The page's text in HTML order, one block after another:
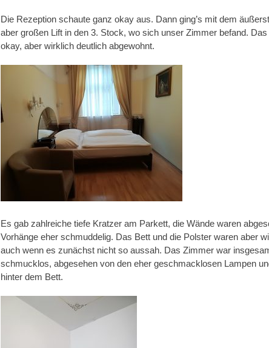
Die Rezeption schaute ganz okay aus. Dann ging’s mit dem
aber großen Lift in den 3. Stock, wo sich unser Zimmer befand.
okay, aber wirklich deutlich abgewohnt.
Es gab zahlreiche tiefe Kratzer am Parkett, die Wände waren
Vorhänge eher schmuddelig. Das Bett und die Polster waren aber
auch wenn es zunächst nicht so aussah. Das Zimmer war
schmucklos, abgesehen von den eher geschmacklosen Lampen
hinter dem Bett.